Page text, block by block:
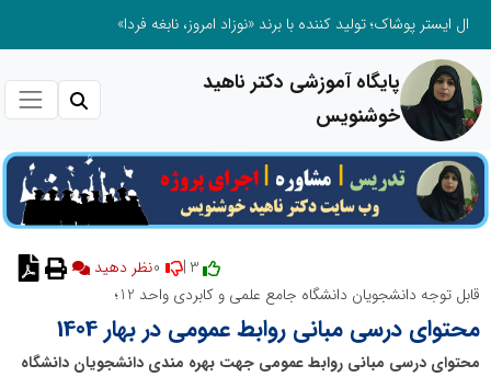
ال ایستر پوشاک؛ تولید کننده با برند «نوزاد امروز، نابغه فردا»
پایگاه آموزشی دکتر ناهید
خوشنویس
3 |
نظر دهید
قابل توجه دانشجویان دانشگاه جامع علمی و کابردی واحد 12؛
محتوای درسی مبانی روابط عمومی در بهار 1404
محتوای درسی مبانی روابط عمومی جهت بهره مندی دانشجویان دانشگاه